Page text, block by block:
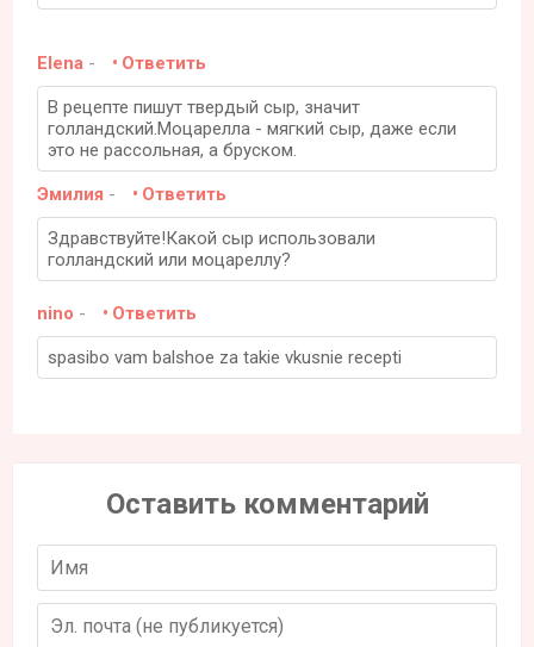
Elena - Ответить
В рецепте пишут твердый сыр, значит
голландский.Моцарелла - мягкий сыр, даже если
это не рассольная, а бруском.
Эмилия - Ответить
Здравствуйте!Какой сыр использовали
голландский или моцареллу?
nino - Ответить
spasibo vam balshoe za takie vkusnie recepti
Оставить комментарий